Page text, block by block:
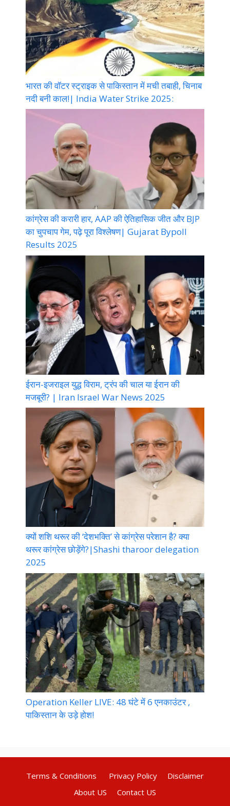
भारत की वॉटर स्ट्राइक से पाकिस्तान में मची तबाही, चिनाब
नदी बनी काल!| India Water Strike 2025:
कांग्रेस की करारी हार, AAP की ऐतिहासिक जीत और BJP
का चुपचाप गेम, पढ़े पूरा विश्लेषण| Gujarat Bypoll
Results 2025
ईरान-इजराइल युद्ध विराम, ट्रंप की चाल या ईरान की
मजबूरी? | Iran Israel War News 2025
क्यों शशि थरूर की ‘देशभक्ति’ से कांग्रेस परेशान है? क्या
थरूर कांग्रेस छोड़ेंगे?|Shashi tharoor delegation
2025
Operation Keller LIVE: 48 घंटे में 6 एनकाउंटर ,
पाकिस्तान के उड़े होश!
Terms & Conditions Privacy Policy
Disclaimer
About US
Contact US